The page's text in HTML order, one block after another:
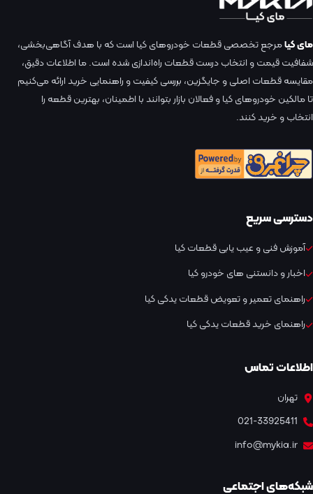
مای کیامرجع تخصصی قطعات خودروهای کیا است که با هدف آگاهی‌بخشی،
شفافیت قیمت و انتخاب درست قطعات راه‌اندازی شده است. ما اطلاعات دقیق،
مقایسه قطعات اصلی و جایگزین، بررسی کیفیت و راهنمایی خرید ارائه می‌کنیم
تا مالکین خودروهای کیا و فعالان بازار بتوانند با اطمینان، بهترین قطعه را
انتخاب و خرید کنند.
دسترسی سریع
آموزش فنی و عیب یابی قطعات کیا
اخبار و دانستنی های خودرو کیا
راهنمای تعمیر و تعویض قطعات یدکی کیا
راهنمای خرید قطعات یدکی کیا
اطلاعات تماس
تهران
021-33925411
info@mykia.ir
شبکه‌های اجتماعی